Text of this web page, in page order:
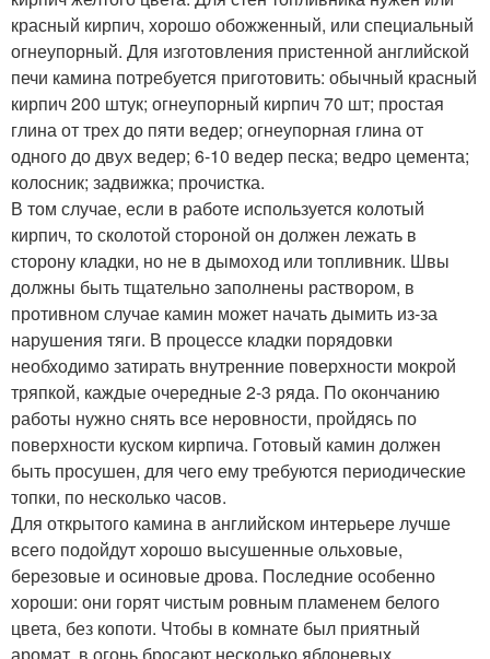
красный кирпич, хорошо обожженный, или специальный
огнеупорный. Для изготовления пристенной английской
печи камина потребуется приготовить: обычный красный
кирпич 200 штук; огнеупорный кирпич 70 шт; простая
глина от трех до пяти ведер; огнеупорная глина от
одного до двух ведер; 6-10 ведер песка; ведро цемента;
колосник; задвижка; прочистка.
В том случае, если в работе используется колотый
кирпич, то сколотой стороной он должен лежать в
сторону кладки, но не в дымоход или топливник. Швы
должны быть тщательно заполнены раствором, в
противном случае камин может начать дымить из-за
нарушения тяги. В процессе кладки порядовки
необходимо затирать внутренние поверхности мокрой
тряпкой, каждые очередные 2-3 ряда. По окончанию
работы нужно снять все неровности, пройдясь по
поверхности куском кирпича. Готовый камин должен
быть просушен, для чего ему требуются периодические
топки, по несколько часов.
Для открытого камина в английском интерьере лучше
всего подойдут хорошо высушенные ольховые,
березовые и осиновые дрова. Последние особенно
хороши: они горят чистым ровным пламенем белого
цвета, без копоти. Чтобы в комнате был приятный